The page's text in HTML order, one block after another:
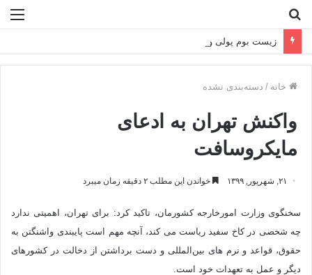
خانه / دسته‌بندی نشده
واکنش تهران به ادعای
مایکروسافت
۲۱, شهریور, ۱۳۹۹ خواندن این مطلب ۲ دقیقه زمان میبرد
سخنگوی وزارت امورخارجه کشورمان، تاکید کرد: برای تهران، اهمیتی ندارد
چه شخصی در کاخ سفید ریاست می کند، آنچه مهم است پایبندی واشنگتن به
حقوق، قواعد و نرم های بین‌المللی و دست برداشتن از دخالت در کشورهای
دیگر و عمل به تعهدات خود است.